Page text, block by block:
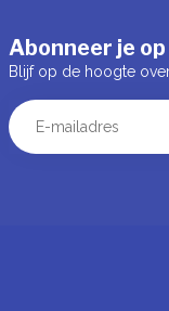
Abonneer je
Blijf op de hoogte